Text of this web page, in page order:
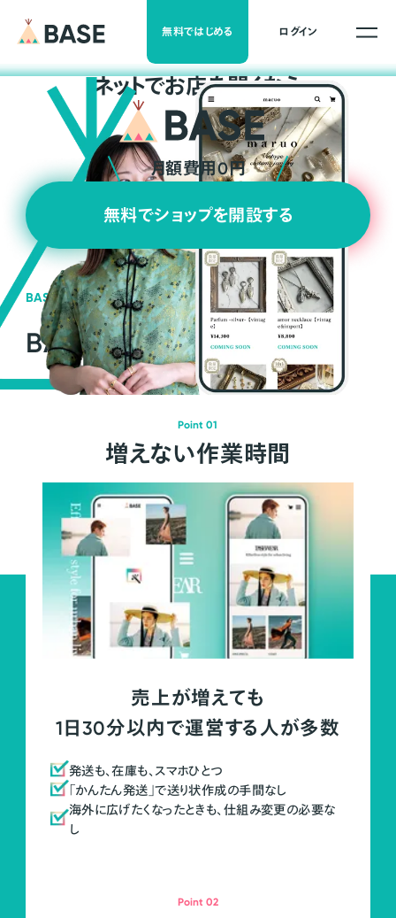
無料ではじめる ログイン
ネットでお店を開くなら
月額費用0円
無料でショップを開設する
BASEの強み
BASEが強い3つの理由
Point 01
増えない作業時間
売上が増えても
1日30分以内で運営する人が多数
発送も、在庫も、スマホひとつ
「かんたん発送」で送り状作成の手間なし
海外に広げたくなったときも、仕組み変更の必要な
し
Point 02